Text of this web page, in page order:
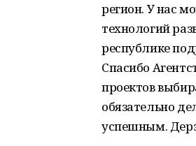
регион. У нас
технологий
республике
Спасибо
проектов
обязательно
успешным.